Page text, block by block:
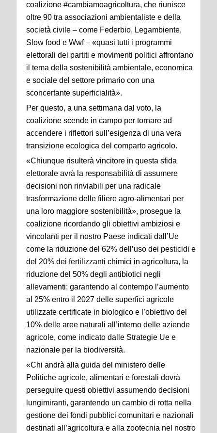
coalizione #cambiamoagricoltura, che riunisce
oltre 90 tra associazioni ambientaliste e della
società civile – come Federbio, Legambiente,
Slow food e Wwf – «quasi tutti i programmi
elettorali dei partiti e movimenti politici affrontano
il tema della sostenibilità ambientale, economica
e sociale del settore primario con una
sconcertante superficialità».
Per questo, a una settimana dal voto, la
coalizione scende in campo per tornare ad
accendere i riflettori sull’esigenza di una vera
transizione ecologica del comparto agricolo.
«Chiunque risulterà vincitore in questa sfida
elettorale avrà la responsabilità di assumere
decisioni non rinviabili per una radicale
trasformazione delle filiere agro-alimentari per
una loro maggiore sostenibilità», prosegue la
coalizione ricordando gli obiettivi ambiziosi e
vincolanti per il nostro Paese indicati dall’Ue
come la riduzione del 62% dell’uso dei pesticidi e
del 20% dei fertilizzanti chimici in agricoltura, la
riduzione del 50% degli antibiotici negli
allevamenti; garantendo al contempo l’aumento
al 25% entro il 2027 delle superfici agricole
utilizzate certificate in biologico e l’obiettivo del
10% delle aree naturali all’interno delle aziende
agricole, come indicato dalle Strategie Ue e
nazionale per la biodiversità.
«Chi andrà alla guida del ministero delle
Politiche agricole, alimentari e forestali dovrà
perseguire questi obiettivi assumendo decisioni
lungimiranti, garantendo un cambio di rotta nella
gestione dei fondi pubblici comunitari e nazionali
destinati all’agricoltura e alla zootecnia nel nostro